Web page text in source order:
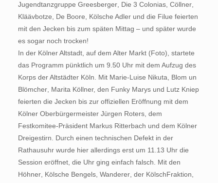
Jugendtanzgruppe Greesberger, Die 3 Colonias, Cöllner,
Kläävbotze, De Boore, Kölsche Adler und die Filue feierten
mit den Jecken bis zum späten Mittag – und später wurde
es sogar noch trocken!
In der Kölner Altstadt, auf dem Alter Markt (Foto), startete
das Programm pünktlich um 9.50 Uhr mit dem Aufzug des
Korps der Altstädter Köln. Mit Marie-Luise Nikuta, Blom un
Blömcher, Marita Köllner, den Funky Marys und Lutz Kniep
feierten die Jecken bis zur offiziellen Eröffnung mit dem
Kölner Oberbürgermeister Jürgen Roters, dem
Festkomitee-Präsident Markus Ritterbach und dem Kölner
Dreigestirn. Durch einen technischen Defekt in der
Rathausuhr wurde hier allerdings erst um 11.13 Uhr die
Session eröffnet, die Uhr ging einfach falsch. Mit den
Höhner, Kölsche Bengels, Wanderer, der KölschFraktion,